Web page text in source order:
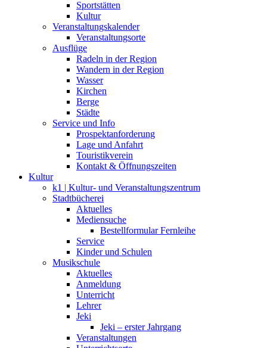
Sportstätten
Kultur
Veranstaltungskalender
Veranstaltungsorte
Ausflüge
Radeln in der Region
Wandern in der Region
Wasser
Kirchen
Berge
Städte
Service und Info
Prospektanforderung
Lage und Anfahrt
Touristikverein
Kontakt & Öffnungszeiten
Kultur
k1 | Kultur- und Veranstaltungszentrum
Stadtbücherei
Aktuelles
Mediensuche
Bestellformular Fernleihe
Service
Kinder und Schulen
Musikschule
Aktuelles
Anmeldung
Unterricht
Lehrer
Jeki
Jeki – erster Jahrgang
Veranstaltungen